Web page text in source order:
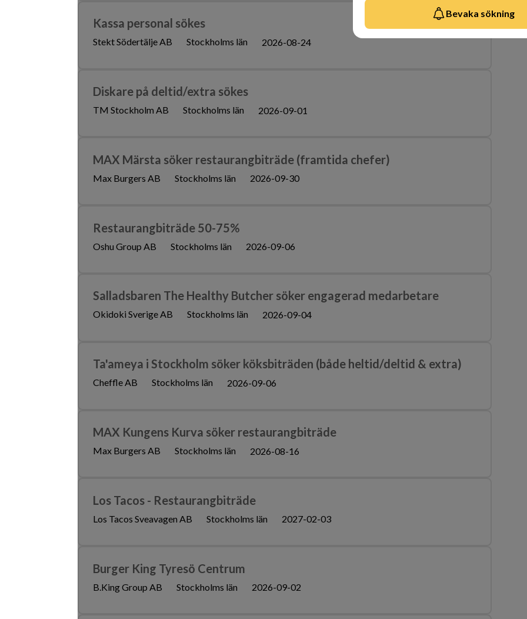
Bevaka sökning
Kassa personal sökes
Stekt Södertälje AB Stockholms län 2026-08-24
Diskare på deltid/extra sökes
TM Stockholm AB Stockholms län 2026-09-01
MAX Märsta söker restaurangbiträde (framtida chefer)
Max Burgers AB Stockholms län 2026-09-30
Restaurangbiträde 50-75%
Oshu Group AB Stockholms län 2026-09-06
Salladsbaren The Healthy Butcher söker engagerad medarbetare
Okidoki Sverige AB Stockholms län 2026-09-04
Ta'ameya i Stockholm söker köksbiträden (både heltid/deltid & extra)
Cheffle AB Stockholms län 2026-09-06
MAX Kungens Kurva söker restaurangbiträde
Max Burgers AB Stockholms län 2026-08-16
Los Tacos - Restaurangbiträde
Los Tacos Sveavagen AB Stockholms län 2027-02-03
Burger King Tyresö Centrum
B.King Group AB Stockholms län 2026-09-02